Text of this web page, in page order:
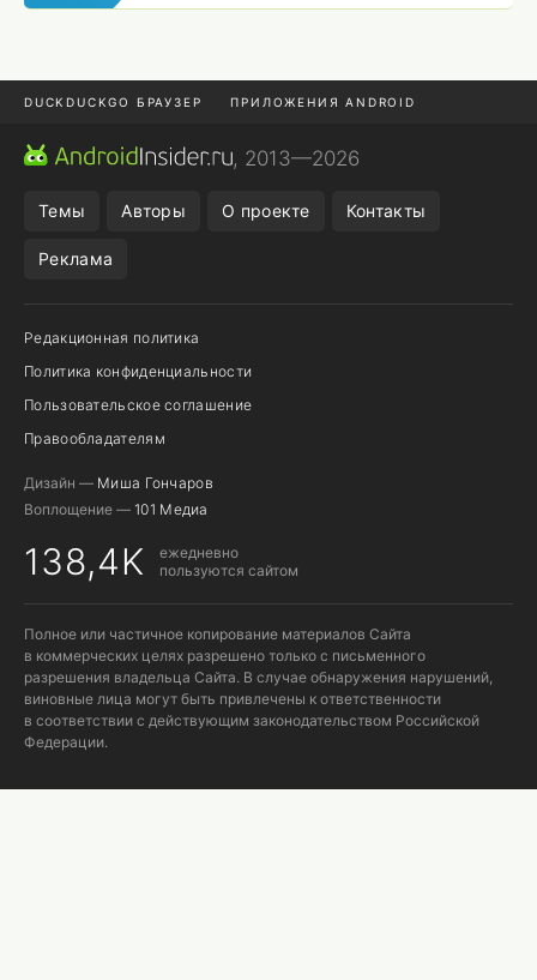
DUCKDUCKGO БРАУЗЕР ПРИЛОЖЕНИЯ ANDROID
CHROME БРАУЗЕР
, 2013—2026
Темы Авторы О проекте Контакты
Реклама
Редакционная политика
Политика конфиденциальности
Пользовательское соглашение
Правообладателям
Дизайн — Миша Гончаров
Воплощение — 101 Медиа
138,4K
ежедневно
пользуются сайтом
Полное или частичное копирование материалов Сайта
в коммерческих целях разрешено только с письменного
разрешения владельца Сайта. В случае обнаружения нарушений,
виновные лица могут быть привлечены к ответственности
в соответствии с действующим законодательством Российской
Федерации.